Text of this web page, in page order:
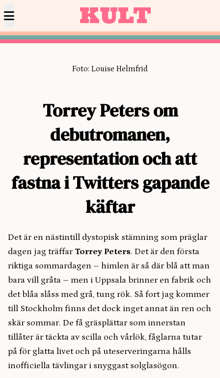
KULT
Foto: Louise Helmfrid
Torrey Peters om
debutromanen,
representation och att
fastna i Twitters gapande
käftar
Det är en nästintill dystopisk stämning som präglar
dagen jag träffar Torrey Peters. Det är den första
riktiga sommardagen – himlen är så där blå att man
bara vill gråta – men i Uppsala brinner en fabrik och
det blåa slåss med grå, tung rök. Så fort jag kommer
till Stockholm finns det dock inget annat än ren och
skär sommar. De få gräsplättar som innerstan
tillåter är täckta av scilla och vårlök, fåglarna tutar
på för glatta livet och på uteserveringarna hålls
inofficiella tävlingar i snyggast solglasögon.